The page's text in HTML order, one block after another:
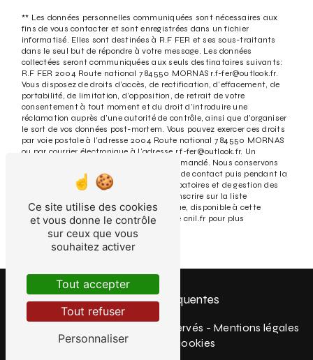
** Les données personnelles communiquées sont nécessaires aux
fins de vous contacter et sont enregistrées dans un fichier
informatisé. Elles sont destinées à R.F FER et ses sous-traitants
dans le seul but de répondre à votre message. Les données
collectées seront communiquées aux seuls destinataires suivants:
R.F FER 2004 Route national 7 84550 MORNAS r.f-fer@outlook.fr.
Vous disposez de droits d’accès, de rectification, d’effacement, de
portabilité, de limitation, d’opposition, de retrait de votre
consentement à tout moment et du droit d’introduire une
réclamation auprès d’une autorité de contrôle, ainsi que d’organiser
le sort de vos données post-mortem. Vous pouvez exercer ces droits
par voie postale à l'adresse 2004 Route national 7 84550 MORNAS
ou par courrier électronique à l'adresse r.f-fer@outlook.fr. Un
justificatif d'identité pourra vous être demandé. Nous conservons
vos données pendant la période de prise de contact puis pendant la
durée de prescription légale aux fins probatoires et de gestion des
contentieux. Vous avez le droit de vous inscrire sur la liste
d'opposition au démarchage téléphonique, disponible à cette
adresse: Bloctel.gouv.fr. Consultez le site cnil.fr pour plus
d’informations sur vos droits.
Recherches fréquentes
- 2026 - Tous droits réservés - Mentions légales
-Gestion des cookies
Ce site utilise des cookies
et vous donne le contrôle
sur ceux que vous
souhaitez activer
Tout accepter
Tout refuser
Personnaliser